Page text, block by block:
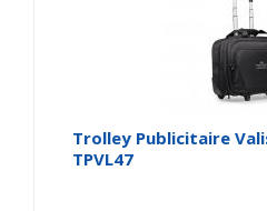
Trolley Publicitaire
TPVL47